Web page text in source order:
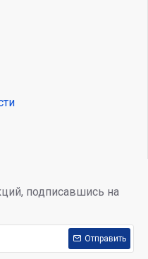
подписавшись на
Отправить